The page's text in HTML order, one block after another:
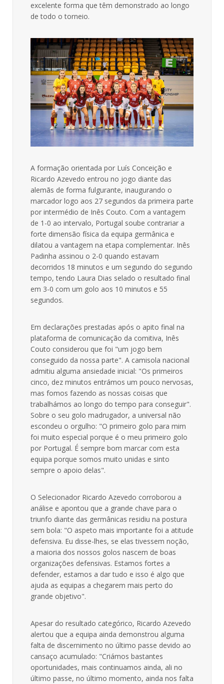
excelente forma que têm demonstrado ao longo
de todo o torneio.
A formação orientada por Luís Conceição e
Ricardo Azevedo entrou no jogo diante das
alemãs de forma fulgurante, inaugurando o
marcador logo aos 27 segundos da primeira parte
por intermédio de Inês Couto. Com a vantagem
de 1-0 ao intervalo, Portugal soube contrariar a
forte dimensão física da equipa germânica e
dilatou a vantagem na etapa complementar. Inês
Padinha assinou o 2-0 quando estavam
decorridos 18 minutos e um segundo do segundo
tempo, tendo Laura Dias selado o resultado final
em 3-0 com um golo aos 10 minutos e 55
segundos.
Em declarações prestadas após o apito final na
plataforma de comunicação da comitiva, Inês
Couto considerou que foi "um jogo bem
conseguido da nossa parte". A camisola nacional
admitiu alguma ansiedade inicial: "Os primeiros
cinco, dez minutos entrámos um pouco nervosas,
mas fomos fazendo as nossas coisas que
trabalhámos ao longo do tempo para conseguir".
Sobre o seu golo madrugador, a universal não
escondeu o orgulho: "O primeiro golo para mim
foi muito especial porque é o meu primeiro golo
por Portugal. É sempre bom marcar com esta
equipa porque somos muito unidas e sinto
sempre o apoio delas".
O Selecionador Ricardo Azevedo corroborou a
análise e apontou que a grande chave para o
triunfo diante das germânicas residiu na postura
sem bola: "O aspeto mais importante foi a atitude
defensiva. Eu disse-lhes, se elas tivessem noção,
a maioria dos nossos golos nascem de boas
organizações defensivas. Estamos fortes a
defender, estamos a dar tudo e isso é algo que
ajuda as equipas a chegarem mais perto do
grande objetivo".
Apesar do resultado categórico, Ricardo Azevedo
alertou que a equipa ainda demonstrou alguma
falta de discernimento no último passe devido ao
cansaço acumulado: "Criámos bastantes
oportunidades, mais continuamos ainda, ali no
último passe, no último momento, ainda nos falta